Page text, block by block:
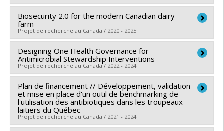
Cécile Aenishaenslin
Funding sources:CRSNG/Conseil de recherches en
sciences naturelles et génie du Canada (CRSNG)
Grant programs:PVXXXXXX-Subventions Alliance
Lead researcher : Simon Dufour
Co-researchers : Gilles Fecteau,Jean-Philippe Roy
Cécile Aenishaenslin
Funding sources:Novalait
Grant programs:
Biosecurity 2.0 for the modern Canadian dairy
farm
Projet de recherche au Canada / 2020 - 2025
Lead researcher : Simon Dufour
Co-researchers : Gilles Fecteau,Jean-Philippe Roy
Cécile Aenishaenslin
Funding sources:Producteurs laitiers du Canada (Les)
Grant programs:
Designing One Health Governance for
Antimicrobial Stewardship Interventions
Projet de recherche au Canada / 2022 - 2024
Funding sources:IRSC/Instituts de recherche en santé
du Canada
Grant programs:PVXX5647-(MOP) Subvention de
fonctionnement incluant les subventions de
Plan de financement // Développement, validation
et mise en place d'un outil de benchmarking de
l'utilisation des antibiotiques dans les troupeaux
laitiers du Québec
Projet de recherche au Canada / 2021 - 2024